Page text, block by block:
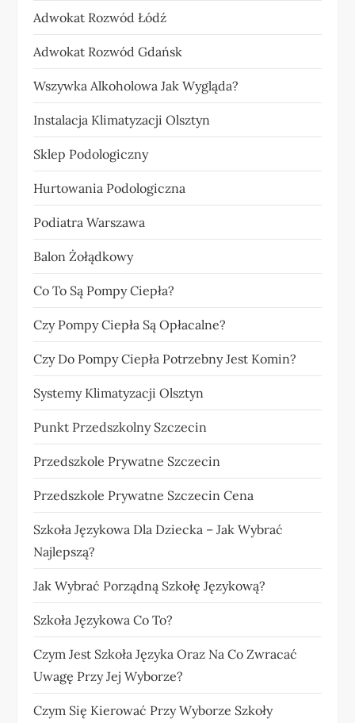
Adwokat Rozwód Łódź
Adwokat Rozwód Gdańsk
Wszywka Alkoholowa Jak Wygląda?
Instalacja Klimatyzacji Olsztyn
Sklep Podologiczny
Hurtowania Podologiczna
Podiatra Warszawa
Balon Żołądkowy
Co To Są Pompy Ciepła?
Czy Pompy Ciepła Są Opłacalne?
Czy Do Pompy Ciepła Potrzebny Jest Komin?
Systemy Klimatyzacji Olsztyn
Punkt Przedszkolny Szczecin
Przedszkole Prywatne Szczecin
Przedszkole Prywatne Szczecin Cena
Szkoła Językowa Dla Dziecka – Jak Wybrać
Najlepszą?
Jak Wybrać Porządną Szkołę Językową?
Szkoła Językowa Co To?
Czym Jest Szkoła Języka Oraz Na Co Zwracać
Uwagę Przy Jej Wyborze?
Czym Się Kierować Przy Wyborze Szkoły